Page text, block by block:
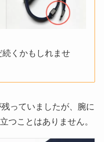
くかもしれませ
っていましたが、腕に
つことはありません。